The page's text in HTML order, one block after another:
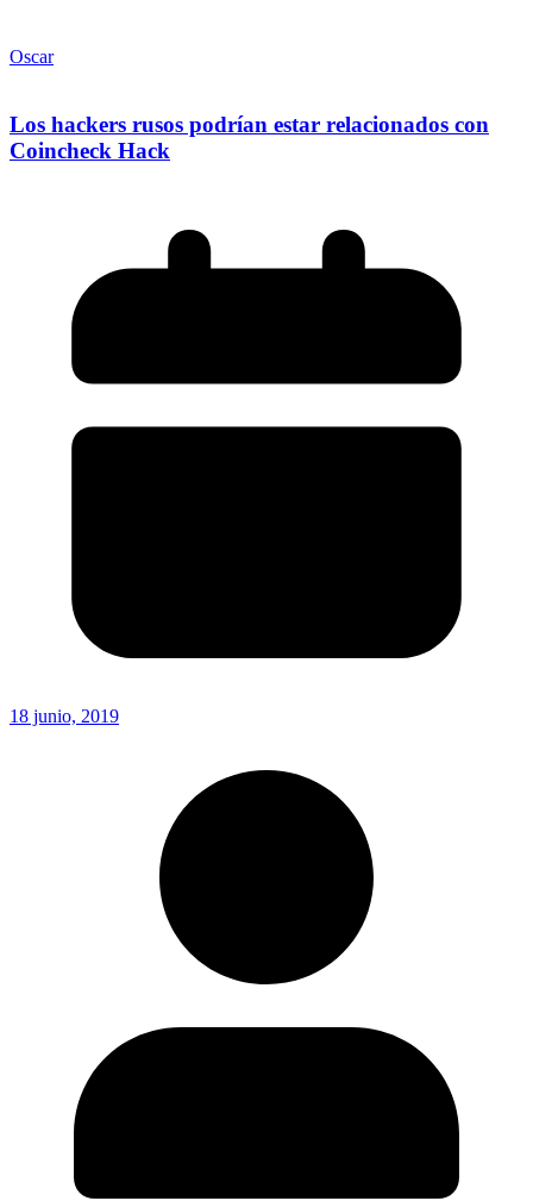
Oscar
Los hackers rusos podrían estar relacionados con
Coincheck Hack
18 junio, 2019